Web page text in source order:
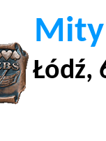
Łódź,